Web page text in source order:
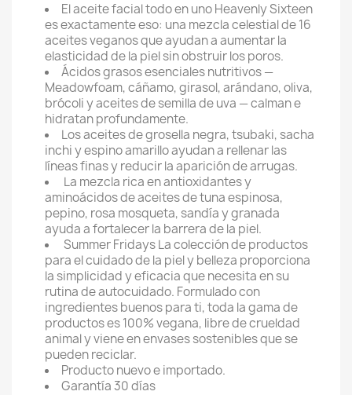
El aceite facial todo en uno Heavenly Sixteen
es exactamente eso: una mezcla celestial de 16
aceites veganos que ayudan a aumentar la
elasticidad de la piel sin obstruir los poros.
Ácidos grasos esenciales nutritivos —
Meadowfoam, cáñamo, girasol, arándano, oliva,
brócoli y aceites de semilla de uva — calman e
hidratan profundamente.
Los aceites de grosella negra, tsubaki, sacha
inchi y espino amarillo ayudan a rellenar las
líneas finas y reducir la aparición de arrugas.
La mezcla rica en antioxidantes y
aminoácidos de aceites de tuna espinosa,
pepino, rosa mosqueta, sandía y granada
ayuda a fortalecer la barrera de la piel.
Summer Fridays La colección de productos
para el cuidado de la piel y belleza proporciona
la simplicidad y eficacia que necesita en su
rutina de autocuidado. Formulado con
ingredientes buenos para ti, toda la gama de
productos es 100% vegana, libre de crueldad
animal y viene en envases sostenibles que se
pueden reciclar.
Producto nuevo e importado.
Garantía 30 días